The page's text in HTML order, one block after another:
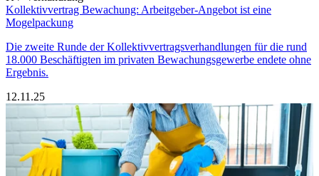
Kollektivvertrag Bewachung: Arbeitgeber-Angebot ist eine
Mogelpackung
Die zweite Runde der Kollektivvertragsverhandlungen für die rund
18.000 Beschäftigten im privaten Bewachungsgewerbe endete ohne
Ergebnis.
12.11.25